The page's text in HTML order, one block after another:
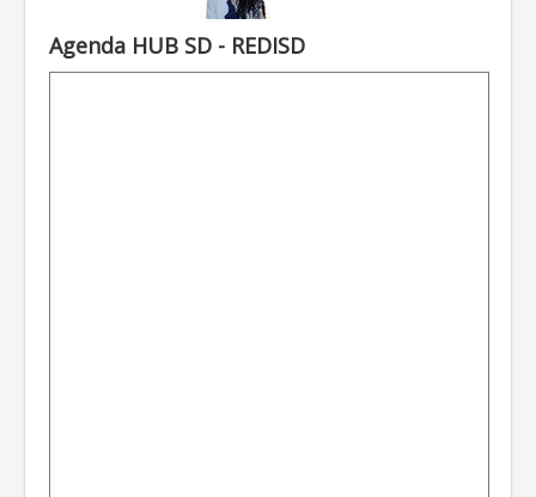
Agenda HUB SD - REDISD